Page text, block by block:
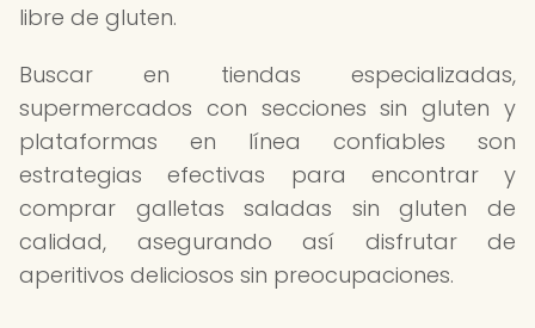
libre de gluten.
Buscar en tiendas especializadas,
supermercados con secciones sin gluten y
plataformas en línea confiables son
estrategias efectivas para encontrar y
comprar galletas saladas sin gluten de
calidad, asegurando así disfrutar de
aperitivos deliciosos sin preocupaciones.